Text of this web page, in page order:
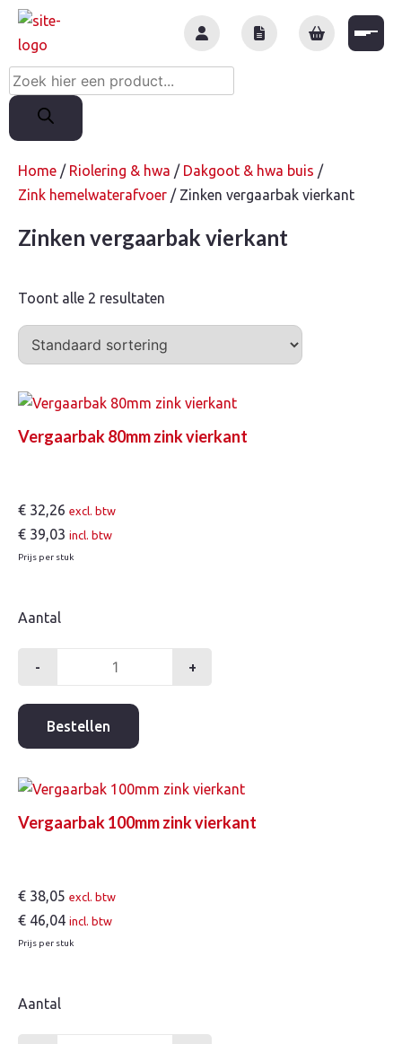
Skip
Producten
zoeken
Home / Riolering & hwa / Dakgoot & hwa buis /
Zink hemelwaterafvoer / Zinken vergaarbak vierkant
Zinken vergaarbak vierkant
Toont alle 2 resultaten
Vergaarbak 80mm zink vierkant
€ 32,26 excl. btw
€ 39,03 incl. btw
Prijs per stuk
Aantal
-
80mm
vierkant
aantal
+
Bestellen
Vergaarbak 100mm zink vierkant
€ 38,05 excl. btw
€ 46,04 incl. btw
Prijs per stuk
Aantal